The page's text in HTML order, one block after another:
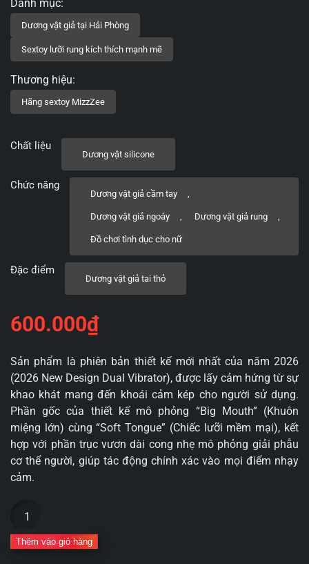
Chất liệu
Dương vật silicone
Chức năng
Dương vật giả cầm tay ,
Dương vật giả ngoáy , Dương vật giả rung ,
Đồ chơi tình dục cho nữ
Đặc điểm
Dương vật giả tai thỏ
600.000₫
Sản phẩm là phiên bản thiết kế mới nhất của năm 2026
(2026 New Design Dual Vibrator), được lấy cảm hứng từ sự
khao khát mang đến khoái cảm kép cho người sử dụng.
Phần gốc của thiết kế mô phỏng “Big Mouth” (Khuôn
miệng lớn) cùng “Soft Tongue” (Chiếc lưỡi mềm mại), kết
hợp với phần trục vươn dài cong nhẹ mô phỏng giải phẫu
cơ thể người, giúp tác động chính xác vào mọi điểm nhạy
cảm.
giả
Thêm vào giỏ hàng